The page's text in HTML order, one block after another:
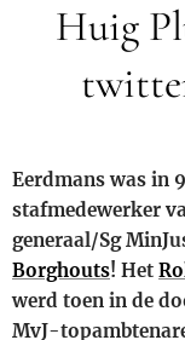
Huig
Eerdmans was in
stafmedewerker
generaal/Sg
Borghouts! Het
werd toen in de
MvJ-